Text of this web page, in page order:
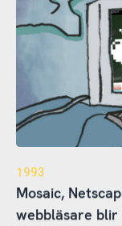
1993
Mosaic,
webbläsare